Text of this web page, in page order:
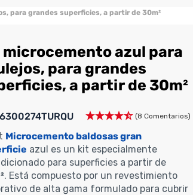
para grandes superficies, a partir de 30m²
azul para
para grandes
a partir de 30m²
6300274TURQU (8 Comentarios)
Microcemento baldosas gran
azul es un kit especialmente
para superficies a partir de
. Está compuesto por un revestimiento
de alta gama formulado para cubrir